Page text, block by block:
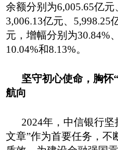
余额分别为6,005.65亿元
3,006.13亿元、 5,998.25
元，增幅分别为30.84%、
10.04%和8.13%。
坚守初心使命， 胸怀
航向
2024年， 中信银行坚
文章”作为首要任务， 不